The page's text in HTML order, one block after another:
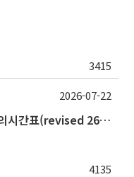
3415
2026학년도 2학기 보건대학원 강의시간표(revised 260803)(2026 2nd SEMESTER SNU GSPH TIMETABLE)
4135
2026-07-22